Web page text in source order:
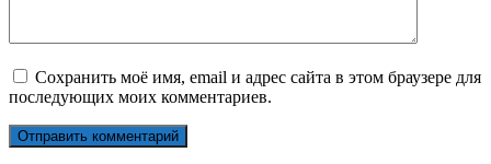
Сохранить моё имя, email и адрес сайта в этом браузере для
последующих моих комментариев.